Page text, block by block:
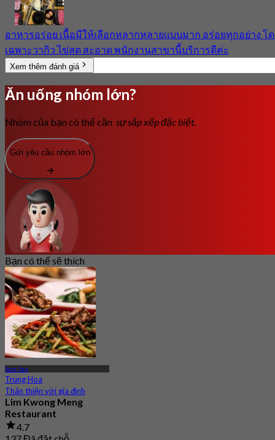
อาหารอร่อย เนื้อมีให้เลือกหลากหลายแบบมาก อร่อยทุกอย่าง โ
เฉพาะวากิว ไข่สด สะอาด พนักงานสาขานี้บริการดีค่ะ
Xem thêm đánh giá
Ăn uống nhóm lớn?
Nhóm của bạn có thể cần sự sắp xếp đặc biệt.
Gửi yêu cầu nhóm lớn
Bạn có thể sẽ thích
Sam Yan
Trung Hoa
Thân thiện với gia đình
Lim Kwong Meng
Restaurant
4.7